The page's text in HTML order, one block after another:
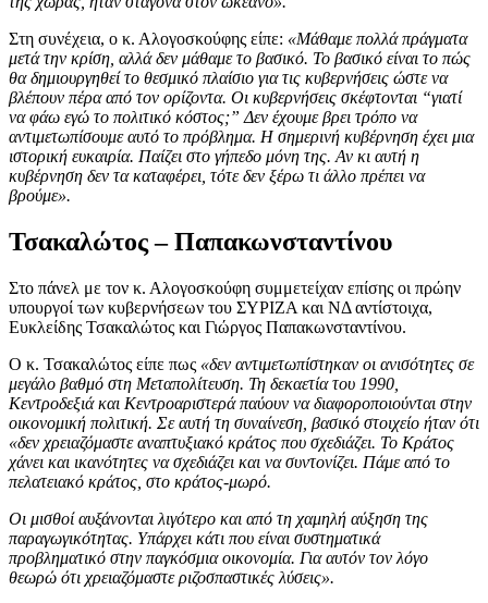
Στη συνέχεια, ο κ. Αλογοσκούφης είπε: «Μάθαμε πολλά πράγματα
μετά την κρίση, αλλά δεν μάθαμε το βασικό. Το βασικό είναι το πώς
θα δημιουργηθεί το θεσμικό πλαίσιο για τις κυβερνήσεις ώστε να
βλέπουν πέρα από τον ορίζοντα. Οι κυβερνήσεις σκέφτονται “γιατί
να φάω εγώ το πολιτικό κόστος;” Δεν έχουμε βρει τρόπο να
αντιμετωπίσουμε αυτό το πρόβλημα. Η σημερινή κυβέρνηση έχει μια
ιστορική ευκαιρία. Παίζει στο γήπεδο μόνη της. Αν κι αυτή η
κυβέρνηση δεν τα καταφέρει, τότε δεν ξέρω τι άλλο πρέπει να
βρούμε».
Τσακαλώτος – Παπακωνσταντίνου
Στο πάνελ με τον κ. Αλογοσκούφη συμμετείχαν επίσης οι πρώην
υπουργοί των κυβερνήσεων του ΣΥΡΙΖΑ και ΝΔ αντίστοιχα,
Ευκλείδης Τσακαλώτος και Γιώργος Παπακωνσταντίνου.
Ο κ. Τσακαλώτος είπε πως «δεν αντιμετωπίστηκαν οι ανισότητες σε
μεγάλο βαθμό στη Μεταπολίτευση. Τη δεκαετία του 1990,
Κεντροδεξιά και Κεντροαριστερά παύουν να διαφοροποιούνται στην
οικονομική πολιτική. Σε αυτή τη συναίνεση, βασικό στοιχείο ήταν ότι
«δεν χρειαζόμαστε αναπτυξιακό κράτος που σχεδιάζει. Το Κράτος
χάνει και ικανότητες να σχεδιάζει και να συντονίζει. Πάμε από το
πελατειακό κράτος, στο κράτος-μωρό.
Οι μισθοί αυξάνονται λιγότερο και από τη χαμηλή αύξηση της
παραγωγικότητας. Υπάρχει κάτι που είναι συστηματικά
προβληματικό στην παγκόσμια οικονομία. Για αυτόν τον λόγο
θεωρώ ότι χρειαζόμαστε ριζοσπαστικές λύσεις».